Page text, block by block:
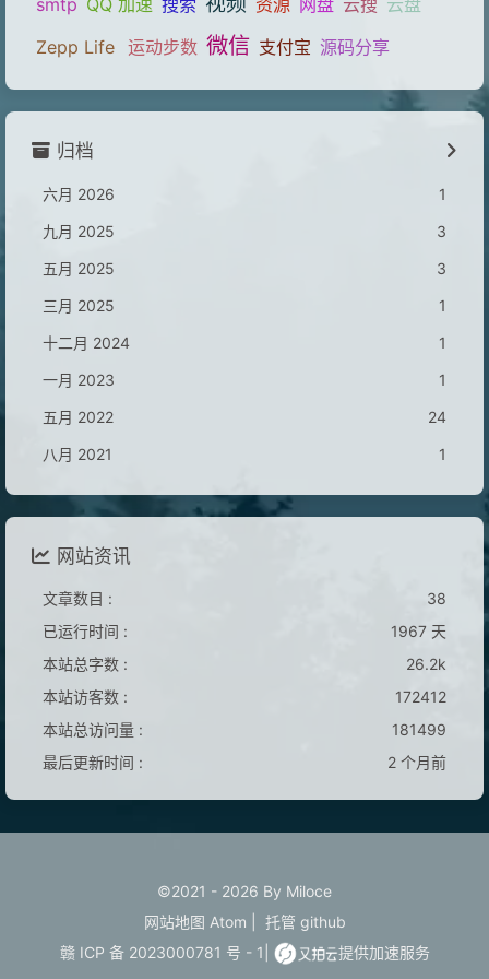
Zepp Life 运动步数 微信 支付宝 源码分享
归档
六月 2026
1
九月 2025
3
五月 2025
3
三月 2025
1
十二月 2024
1
一月 2023
1
五月 2022
24
八月 2021
1
网站资讯
文章数目 :
38
已运行时间 :
1967 天
本站总字数 :
26.2k
本站访客数 :
172412
本站总访问量 :
181499
最后更新时间 :
2 个月前
©2021 - 2026 By Miloce
网站地图 Atom 托管 github
赣 ICP 备 2023000781 号 - 1
提供加速服务